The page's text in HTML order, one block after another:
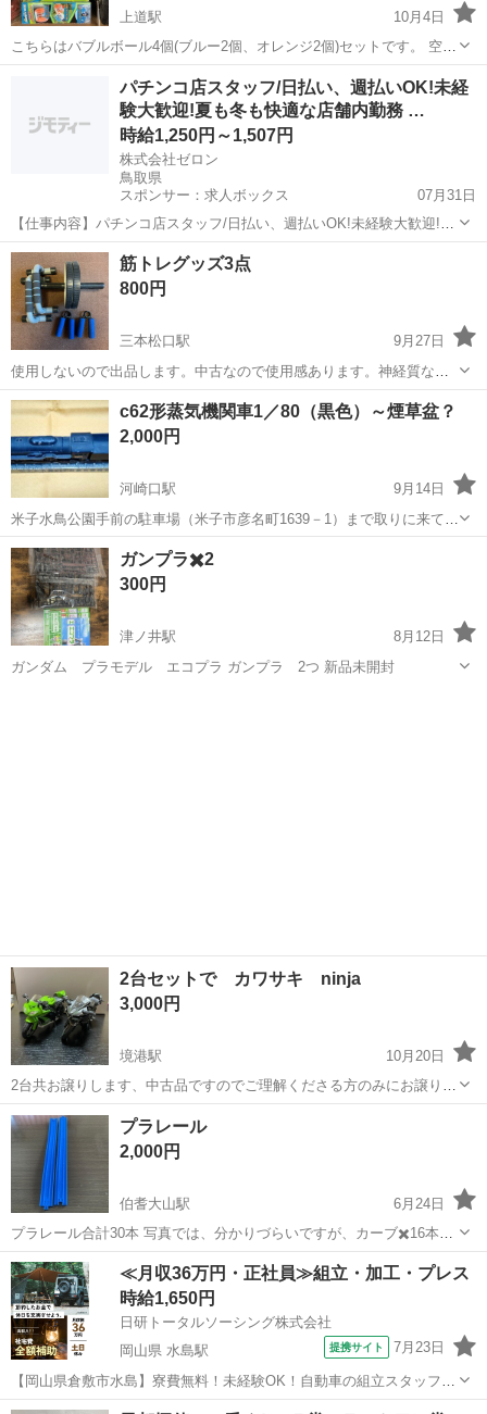
上道駅
10月4日
こちらはバブルボール4個(ブルー2個、オレンジ2個)セットです。 空気
を膨らませて、ボールの中に人が入れます。 ラウンドワンに行って楽
しかったので、ネットで購入しましたが、あまり出番がないのでお譲
りします。 イベントや芝生で...
模型、プラモデル バブル
パチンコ店スタッフ/日払い、週払いOK!未経
験大歓迎!夏も冬も快適な店舗内勤務 …
時給1,250円～1,507円
株式会社ゼロン
鳥取県
スポンサー：求人ボックス
07月31日
【仕事内容】パチンコ店スタッフ/日払い、週払いOK!未経験大歓迎!夏
も冬も快適な店舗内勤務 職場見学も実施中 <給与> 時給1250円～1507
円 <勤務地> 鳥取県 米子市 <最寄駅>米子駅 エンタメ×接客=新しい働
き方、ここに...
アルバイト・パート
筋トレグッズ3点
800円
三本松口駅
9月27日
使用しないので出品します。中古なので使用感あります。神経質な方
はご遠慮ください。ノークレームでお願いします。よろしくお願いし
ます。
鳥取 米子市 三本松口駅 模型、プラモデル 筋トレ
c62形蒸気機関車1／80（黒色）～煙草盆？
2,000円
河崎口駅
9月14日
米子水鳥公園手前の駐車場（米子市彦名町1639－1）まで取りに来てく
ださる方、よろしくお願いいたします。 蒸気機関車模型なのか？煙草
入れと灰皿なのか？台座に「栄光の名機Ｃ62形蒸気機関車1／80」と銘
が入っています。画...
鳥取 米子市 河崎口駅
ガンプラ✖️2
300円
津ノ井駅
8月12日
ガンダム プラモデル エコプラ ガンプラ 2つ 新品未開封
2台セットで カワサキ ninja
3,000円
境港駅
10月20日
2台共お譲りします、中古品ですのでご理解くださる方のみにお譲りし
ます。
鳥取 境港市
プラレール
2,000円
伯耆大山駅
6月24日
プラレール合計30本 写真では、分かりづらいですが、カーブ✖️16本あ
ります 。 プラレールステーション、電池で正常に動きます。 プ
ラキッズ✖️1欠品 少し傷があります。 5年程前に購入したのです
が、あまり使用頻...
鳥取 西伯郡 伯耆大山駅 模型、プラモデル プラレール
≪月収36万円・正社員≫組立・加工・プレス
時給1,650円
日研トータルソーシング株式会社
岡山県 水島駅
提携サイト 7月23日
【岡山県倉敷市水島】寮費無料！未経験OK！自動車の組立スタッフ
《お仕事No.NS0089》 お仕事について 車の組立作業です。専用レール
岡山 倉敷市 水島駅 その他